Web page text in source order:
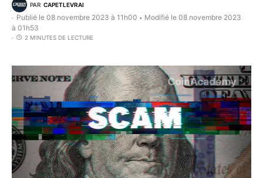
PAR CAPETLEVRAI
Publié le 08 novembre 2023 à 11h00 • Modifié le 08 novembre 2023
à 01h53
2 MINUTES DE LECTURE